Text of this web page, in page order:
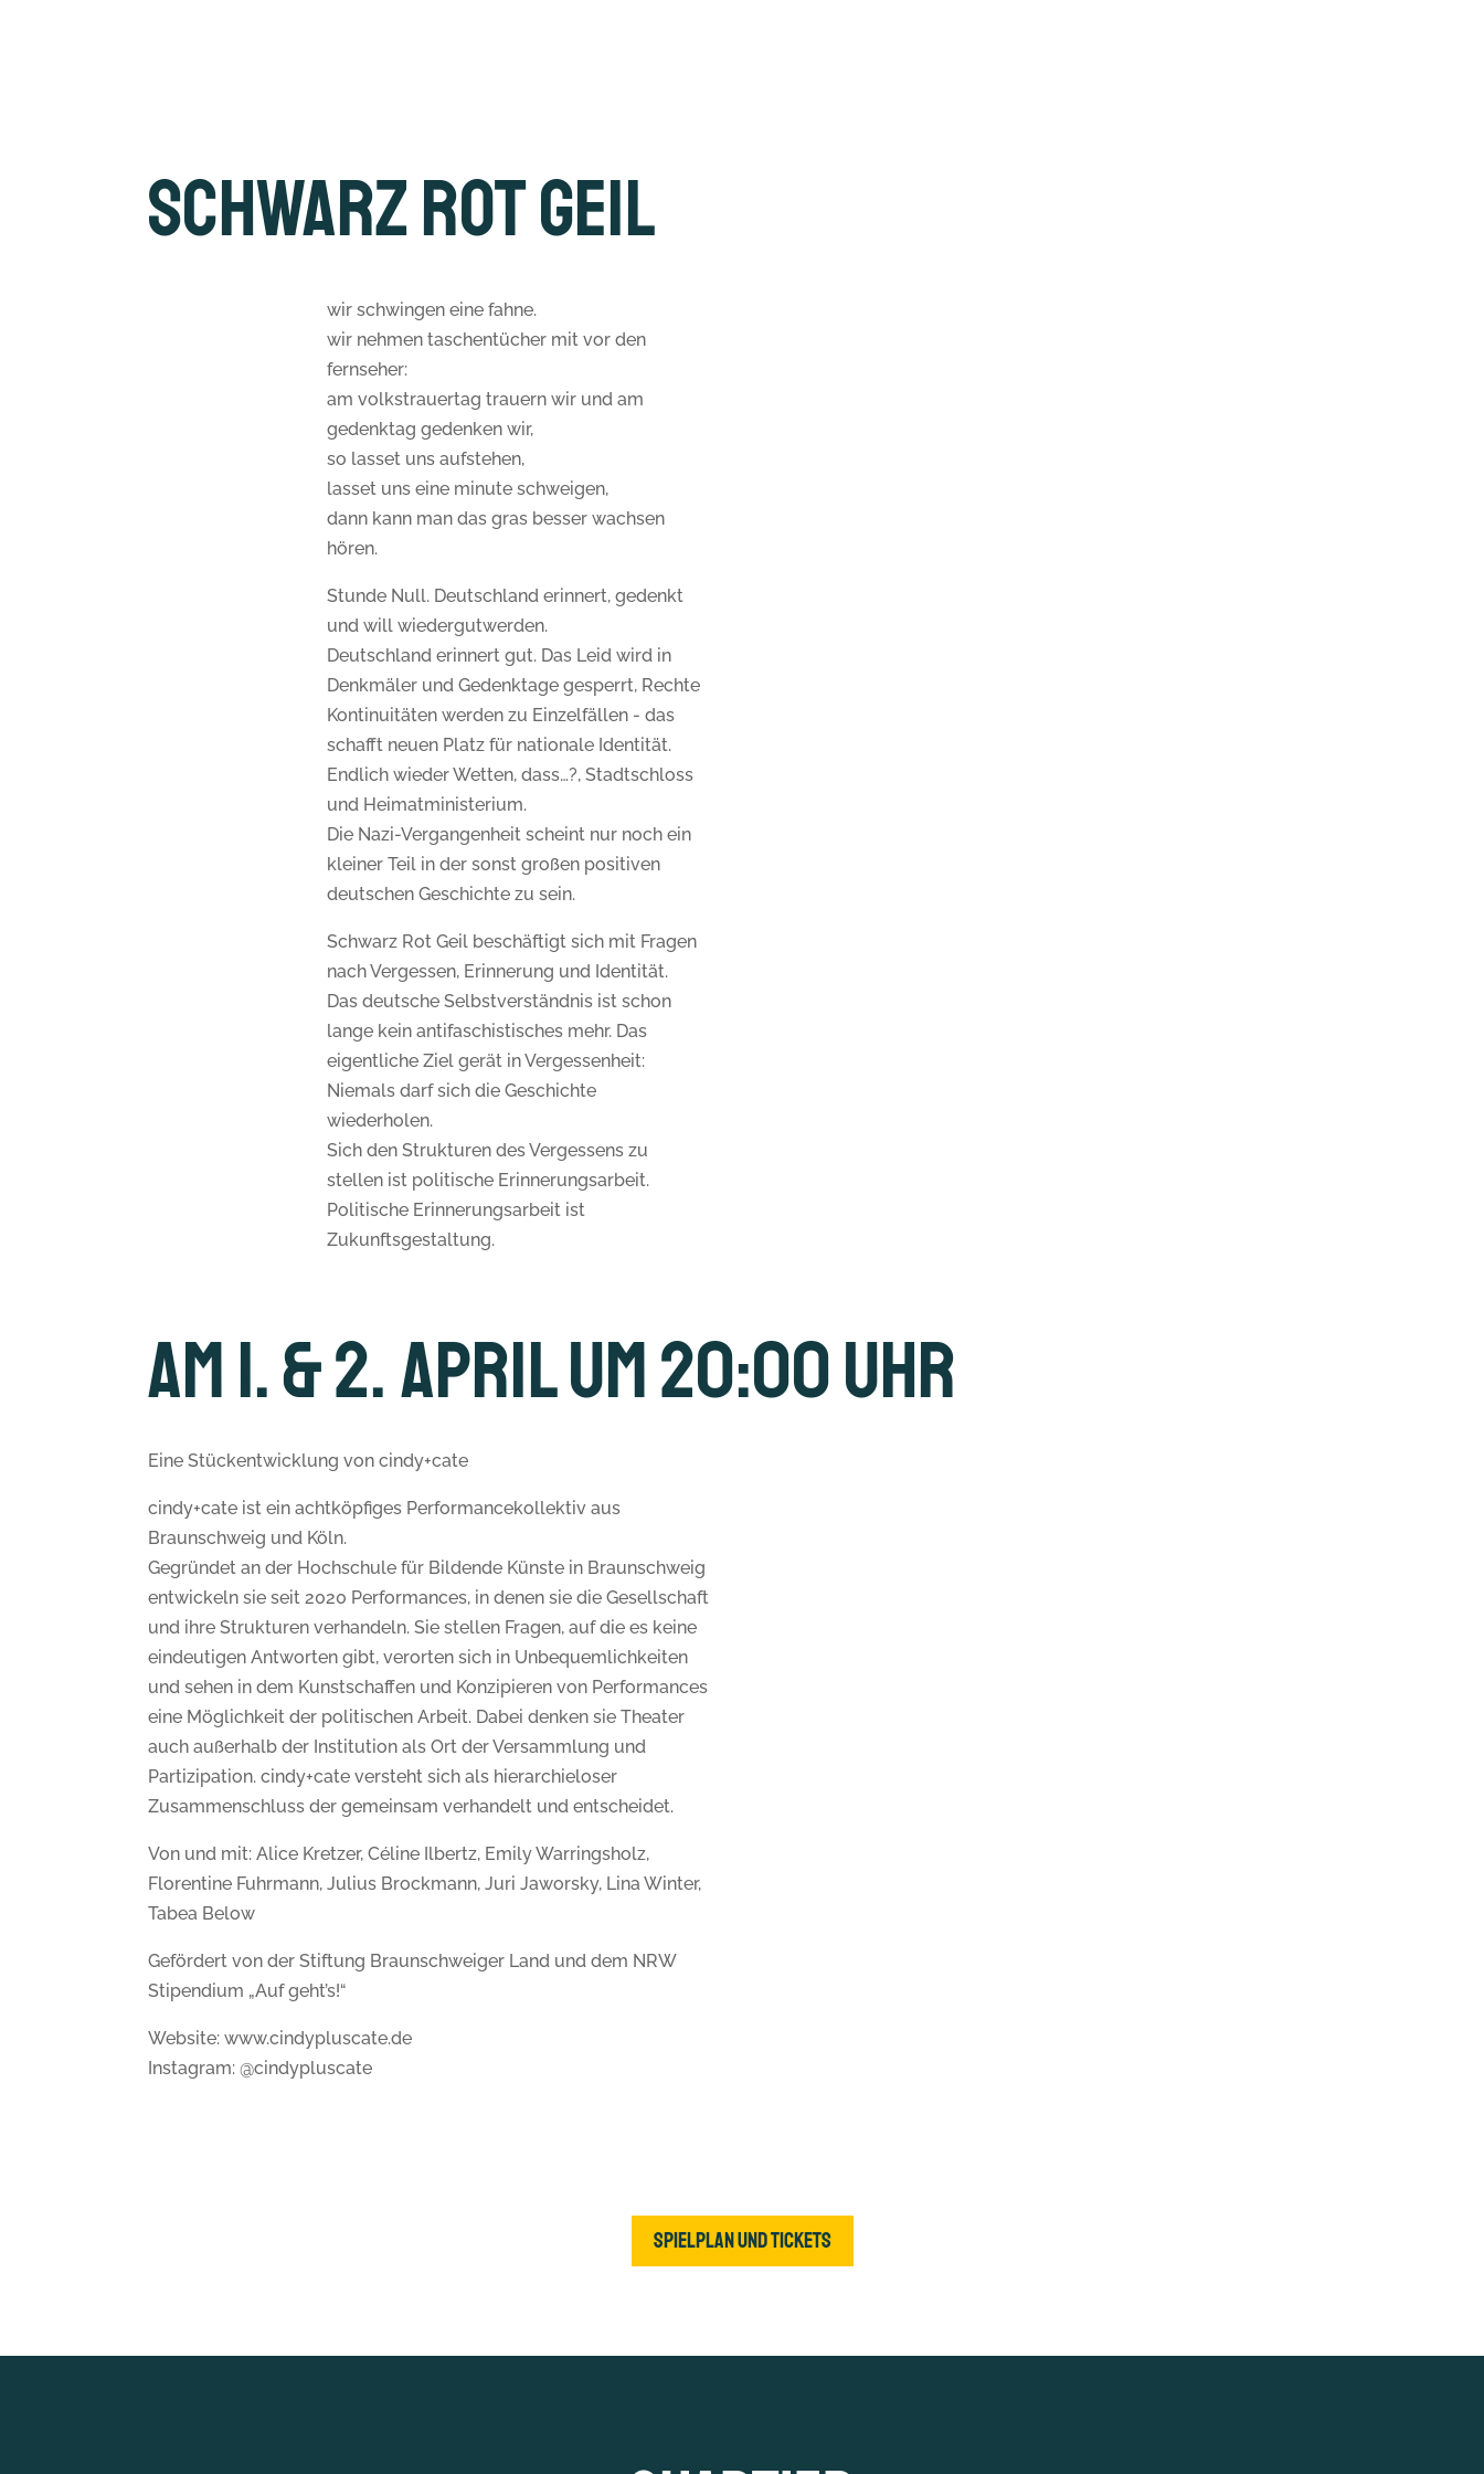
Schwarz Rot Geil
wir schwingen eine fahne.
wir nehmen taschentücher mit vor den
fernseher:
am volkstrauertag trauern wir und am
gedenktag gedenken wir,
so lasset uns aufstehen,
lasset uns eine minute schweigen,
dann kann man das gras besser wachsen
hören.
Stunde Null. Deutschland erinnert, gedenkt
und will wiedergutwerden.
Deutschland erinnert gut. Das Leid wird in
Denkmäler und Gedenktage gesperrt, Rechte
Kontinuitäten werden zu Einzelfällen - das
schafft neuen Platz für nationale Identität.
Endlich wieder Wetten, dass…?, Stadtschloss
und Heimatministerium.
Die Nazi-Vergangenheit scheint nur noch ein
kleiner Teil in der sonst großen positiven
deutschen Geschichte zu sein.
Schwarz Rot Geil beschäftigt sich mit Fragen
nach Vergessen, Erinnerung und Identität.
Das deutsche Selbstverständnis ist schon
lange kein antifaschistisches mehr. Das
eigentliche Ziel gerät in Vergessenheit:
Niemals darf sich die Geschichte
wiederholen.
Sich den Strukturen des Vergessens zu
stellen ist politische Erinnerungsarbeit.
Politische Erinnerungsarbeit ist
Zukunftsgestaltung.
Am 1. & 2. April um 20:00 Uhr
Eine Stückentwicklung von cindy+cate
cindy+cate ist ein achtköpfiges Performancekollektiv aus
Braunschweig und Köln.
Gegründet an der Hochschule für Bildende Künste in Braunschweig
entwickeln sie seit 2020 Performances, in denen sie die Gesellschaft
und ihre Strukturen verhandeln. Sie stellen Fragen, auf die es keine
eindeutigen Antworten gibt, verorten sich in Unbequemlichkeiten
und sehen in dem Kunstschaffen und Konzipieren von Performances
eine Möglichkeit der politischen Arbeit. Dabei denken sie Theater
auch außerhalb der Institution als Ort der Versammlung und
Partizipation. cindy+cate versteht sich als hierarchieloser
Zusammenschluss der gemeinsam verhandelt und entscheidet.
Von und mit: Alice Kretzer, Céline Ilbertz, Emily Warringsholz,
Florentine Fuhrmann, Julius Brockmann, Juri Jaworsky, Lina Winter,
Tabea Below
Gefördert von der Stiftung Braunschweiger Land und dem NRW
Stipendium „Auf geht’s!“
Website: www.cindypluscate.de
Instagram: @cindypluscate
Spielplan und Tickets